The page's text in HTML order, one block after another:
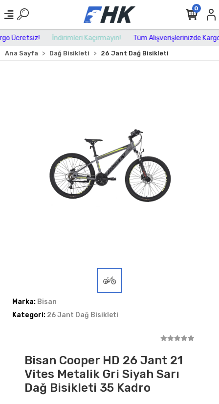
Ücretsiz! İndirimleri Kaçırmayın! Tüm Alışverişlerinizde Kargo
0
Ana Sayfa Dağ Bisikleti 26 Jant Dağ Bisikleti
Marka: Bisan
Kategori: 26 Jant Dağ Bisikleti
Bisan Cooper HD 26 Jant 21
Vites Metalik Gri Siyah Sarı
Dağ Bisikleti 35 Kadro